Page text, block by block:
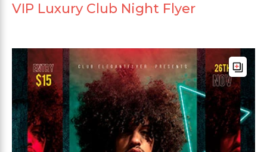
VIP Luxury Club Night Flyer